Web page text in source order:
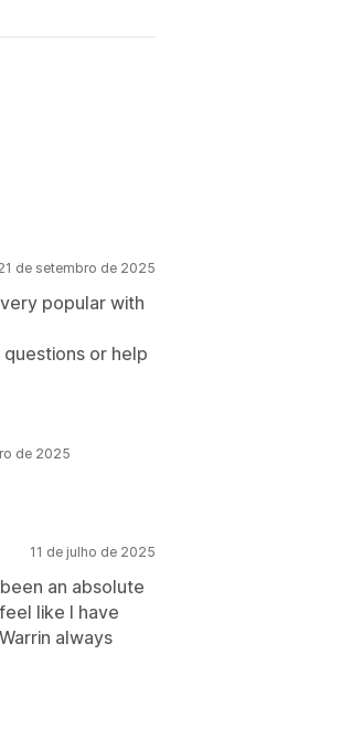
de setembro de 2025
popular with
or help
de 2025
11 de julho de 2025
an absolute
like I have
always